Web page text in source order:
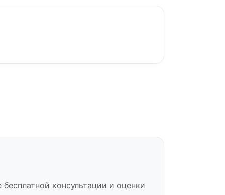
консультации и оценки